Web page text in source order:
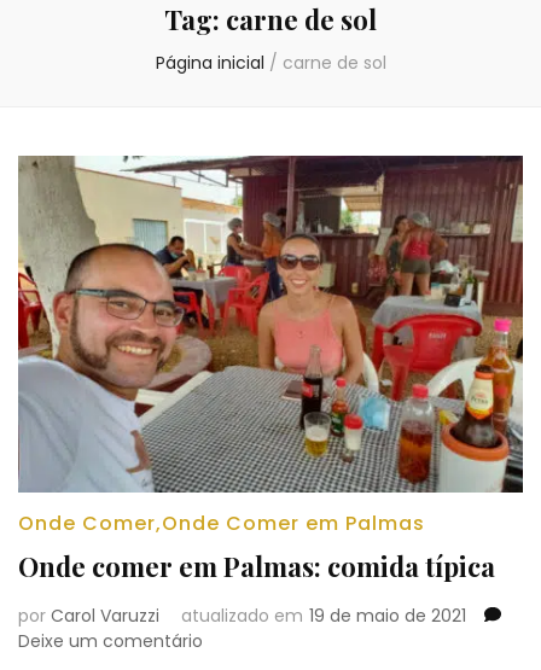
Tag: carne de sol
Página inicial / carne de sol
Onde Comer,Onde Comer em Palmas
Onde comer em Palmas: comida típica
por Carol Varuzzi atualizado em 19 de maio de 2021
Deixe um comentário